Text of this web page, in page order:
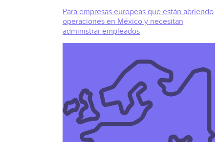
Para empresas europeas que están abriendo
operaciones en México y necesitan
administrar empleados